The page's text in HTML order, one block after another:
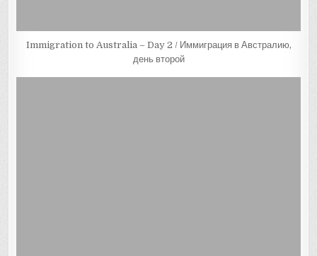
Immigration to Australia – Day 2 / Иммиграция в Австралию,
день второй